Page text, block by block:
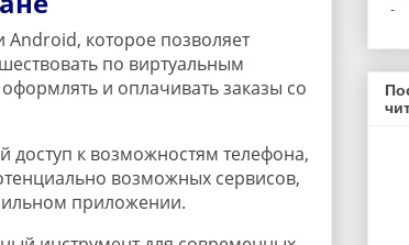
которое позволяет
по виртуальным
и оплачивать заказы со
к возможностям телефона,
возможных сервисов,
приложении.
-